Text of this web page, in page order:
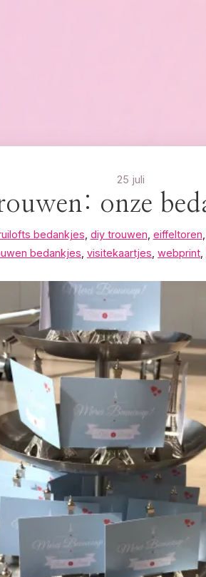
25 juli
onze
bedankjes diy trouwen eiffeltoren
bedankjes visitekaartjes webprint